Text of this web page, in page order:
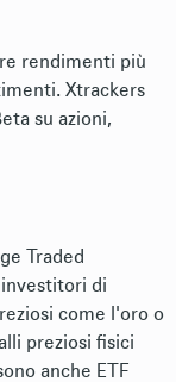
rendimenti più
Xtrackers
su azioni,
Traded
di
come l'oro o
preziosi fisici
anche ETF